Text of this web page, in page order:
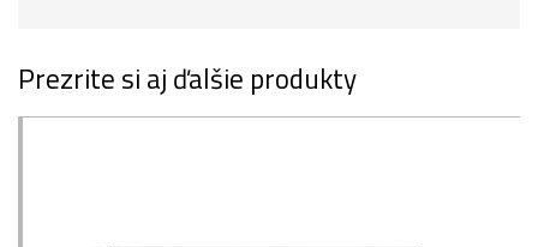
Prezrite si aj ďalšie produkty